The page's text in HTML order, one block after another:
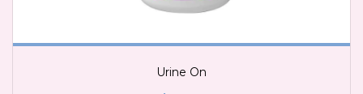
Urine On